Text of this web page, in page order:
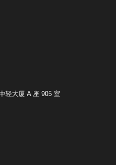
轻大厦 A 座 905 室